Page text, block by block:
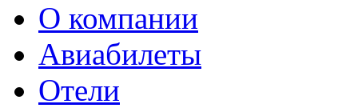
О компании
Авиабилеты
Отели